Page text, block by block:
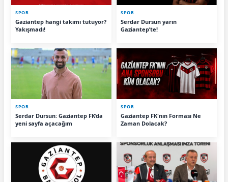
SPOR
Gaziantep hangi takımı tutuyor?
Yakışmadı!
SPOR
Serdar Dursun yarın
Gaziantep’te!
SPOR
Serdar Dursun: Gaziantep FK’da
yeni sayfa açacağım
SPOR
Gaziantep FK'nın Forması Ne
Zaman Dolacak?